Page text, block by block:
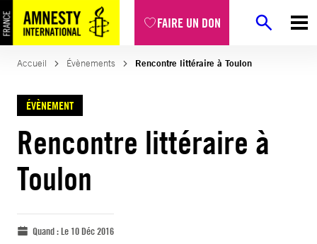
FAIRE UN DON
Accueil Évènements Rencontre littéraire à Toulon
ÉVÈNEMENT
Rencontre littéraire à
Toulon
Quand :Le 10 Déc 2016